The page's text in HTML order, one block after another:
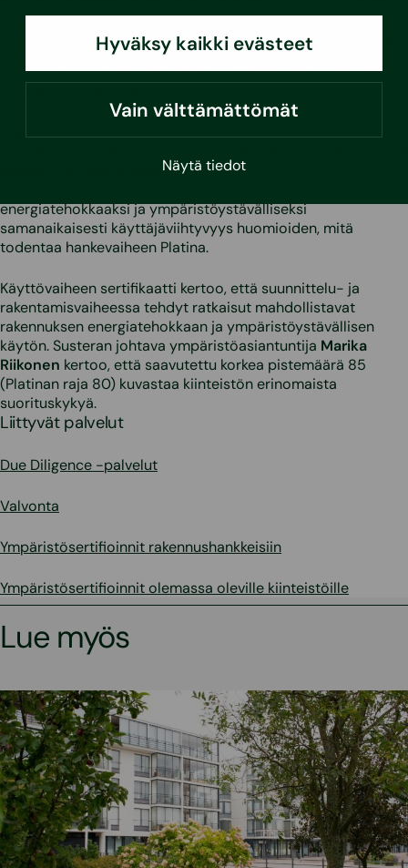
Hyväksy kaikki evästeet
Vain välttämättömät
Näytä tiedot
Buildings: Operation & Maintenance) v4.1 Platina-tason
sertifioinnin. Kyseinen sertifiointi on tarkoitettu
käyttövaiheelle ja tarkoituksena on todentaa rakennuksen
käytönaikaista energiatehokuutta, ympäristöystävällisyyttä
Sustera vastasi sertifiointihankkeen läpi viennistä.
todentaa kauppakeskuksen jatkuvaa
energiatehokkaaksi ja ympäristöystävälliseksi
samanaikaisesti käyttäjäviihtyvyys huomioiden, mitä
todentaa hankevaiheen Platina.
Käyttövaiheen sertifikaatti kertoo, että suunnittelu- ja
rakentamisvaiheessa tehdyt ratkaisut mahdollistavat
rakennuksen energiatehokkaan ja ympäristöystävällisen
käytön. Susteran johtava ympäristöasiantuntija Marika
Riikonen kertoo, että saavutettu korkea pistemäärä 85
(Platinan raja 80) kuvastaa kiinteistön erinomaista
suorituskykyä.
Liittyvät palvelut
Due Diligence -palvelut
Valvonta
Ympäristösertifioinnit rakennushankkeisiin
Ympäristösertifioinnit olemassa oleville kiinteistöille
Lue myös